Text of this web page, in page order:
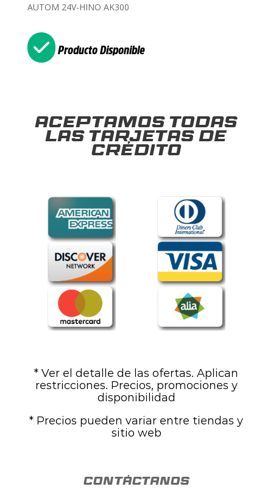
AUTOM 24V-HINO AK300
Producto Disponible
Aceptamos todas
las tarjetas de
crédito
* Ver el detalle de las ofertas. Aplican
restricciones. Precios, promociones y
disponibilidad
* Precios pueden variar entre tiendas y
sitio web
contáctanos